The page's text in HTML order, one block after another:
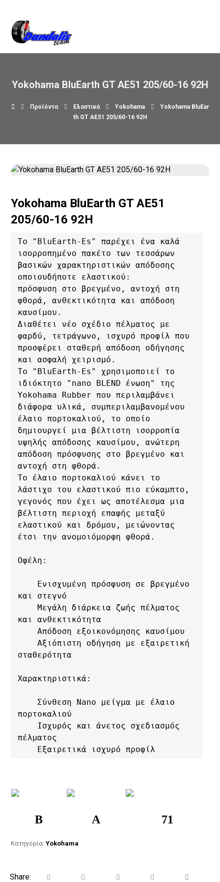
Yokohama BluEarth GT AE51 205/60-16 92H
Προϊόντα Ελαστικά Yokohama
Yokohama BluEar
th GT AE51 205/60-16 92H
Yokohama BluEarth GT AE51
205/60-16 92H
Το "BluEarth-Es" παρέχει ένα καλά
ισορροπημένο πακέτο των τεσσάρων
βασικών χαρακτηριστικών απόδοσης
οποιουδήποτε ελαστικού:
πρόσφυση στο βρεγμένο, αντοχή στη
φθορά, ανθεκτικότητα και απόδοση
καυσίμου.
Διαθέτει νέο σχέδιο πέλματος με
φαρδύ, τετράγωνο, ισχυρό προφίλ που
προσφέρει σταθερή απόδοση οδήγησης
και ασφαλή χειρισμό.
Το "BluEarth-Es" χρησιμοποιεί το
ιδιόκτητο "nano BLEND ένωση" της
Yokohama Rubber που περιλαμβάνει
διάφορα υλικά, συμπεριλαμβανομένου
έλαιο πορτοκαλιού, το οποίο
δημιουργεί μια βέλτιστη ισορροπία
υψηλής απόδοσης καυσίμου, ανώτερη
απόδοση πρόσφυσης στο βρεγμένο και
αντοχή στη φθορά.
Το έλαιο πορτοκαλιού κάνει το
λάστιχο του ελαστικού πιο εύκαμπτο,
γεγονός που έχει ως αποτέλεσμα μια
βέλτιστη περιοχή επαφής μεταξύ
ελαστικού και δρόμου, μειώνοντας
έτσι την ανομοιόμορφη φθορά.
Οφέλη:
και στεγνό
    Μεγάλη διάρκεια ζωής πέλματος
και ανθεκτικότητα
    Απόδοση εξοικονόμησης καυσίμου
    Αξιόπιστη οδήγηση με εξαιρετική
σταθερότητα
Χαρακτηριστικά:
πορτοκαλιού
πέλματος
    Εξαιρετικά ισχυρό προφίλ
B A 71
Κατηγορία:Yokohama